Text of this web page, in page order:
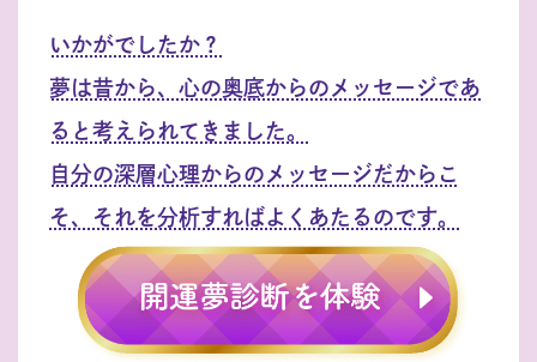
いかがでしたか？
夢は昔から、心の奥底からのメッセージであ
ると考えられてきました。
自分の深層心理からのメッセージだからこ
そ、それを分析すればよくあたるのです。